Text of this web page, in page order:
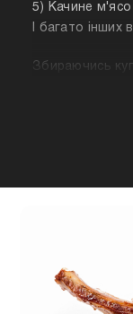
5) Качине м'ясо
І багато
Збираючись
залежності
будуть
підійде для